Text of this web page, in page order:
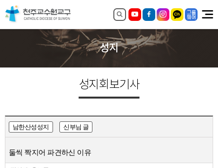
성지
성지회보기사
남한산성성지 신부님 글
둘씩 짝지어 파견하신 이유